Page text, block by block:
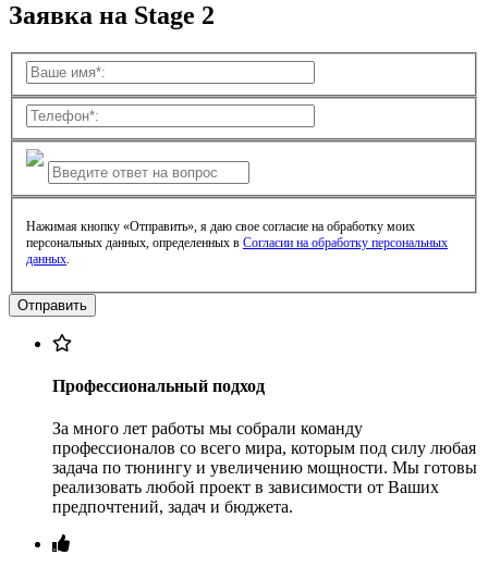
Заявка на Stage 2
Нажимая кнопку «Отправить», я даю свое согласие на обработку моих
персональных данных, определенных в Согласии на обработку персональных
данных
Профессиональный подход
За много лет работы мы собрали команду
профессионалов со всего мира, которым под силу любая
задача по тюнингу и увеличению мощности. Мы готовы
реализовать любой проект в зависимости от Ваших
предпочтений, задач и бюджета.